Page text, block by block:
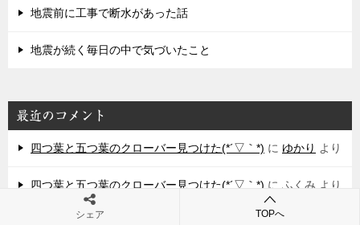
地震前に工事で断水があった話
地震が続く毎日の中で気づいたこと
最近のコメント
四つ葉と五つ葉のクローバー見つけた(*´▽｀*) に ゆかり より
四つ葉と五つ葉のクローバー見つけた(*´▽｀*) に ふくみ より
シェア TOPへ